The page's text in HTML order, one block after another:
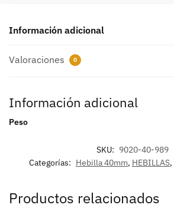
Información adicional
Valoraciones 0
Información adicional
Peso
SKU: 9020-40-989
Categorías: Hebilla 40mm, HEBILLAS,
Productos relacionados